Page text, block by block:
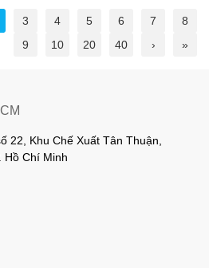
3 4 5 6 7
8
9
10 20 40 › »
22, Khu Chế Xuất Tân Thuận,
Hồ Chí Minh